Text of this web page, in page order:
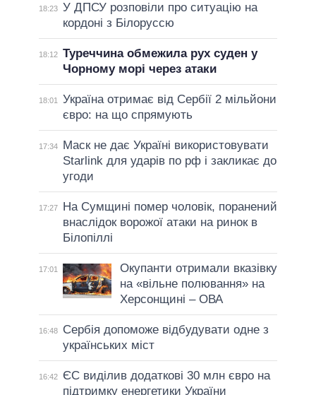
18:23 У ДПСУ розповіли про ситуацію на
кордоні з Білоруссю
18:12 Туреччина обмежила рух суден у
Чорному морі через атаки
18:01 Україна отримає від Сербії 2 мільйони
євро: на що спрямують
17:34
Маск не дає Україні використовувати
Starlink для ударів по рф і закликає до
угоди
17:27
На Сумщині помер чоловік, поранений
внаслідок ворожої атаки на ринок в
Білопіллі
17:01
Окупанти отримали вказівку
на «вільне полювання» на
Херсонщині – ОВА
16:48
Сербія допоможе відбудувати одне з
українських міст
16:42
ЄС виділив додаткові 30 млн євро на
підтримку енергетики України